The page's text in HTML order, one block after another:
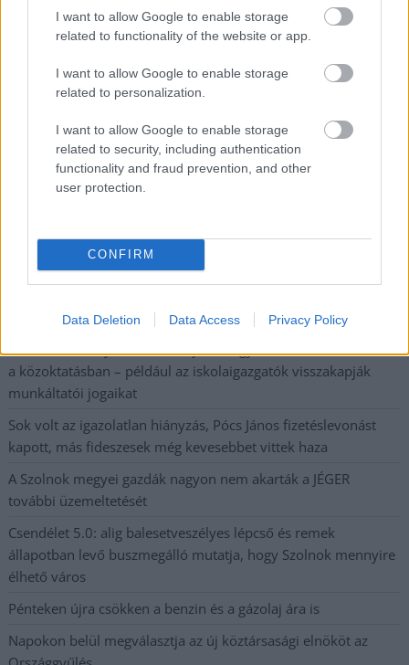
I want to allow Google to enable storage
related to functionality of the website or app.
I want to allow Google to enable storage
related to personalization.
I want to allow Google to enable storage
related to security, including authentication
functionality and fraud prevention, and other
user protection.
CONFIRM
Data Deletion Data Access Privacy Policy
Hírlevél feliratkozás
Adja meg keresztnevét:
Adja
meg e-mail címét:
ot
Nem szeretne lemaradni semmiről? Csak egy kattintás, és hírlevelünk a
postaládájába érkezik!
a közoktatásban – például az iskolaigazgatók visszakapják
munkáltatói jogaikat
Sok volt az igazolatlan hiányzás, Pócs János fizetéslevonást
kapott, más fideszesek még kevesebbet vittek haza
A Szolnok megyei gazdák nagyon nem akarták a JÉGER
további üzemeltetését
Csendélet 5.0: alig balesetveszélyes lépcső és remek
állapotban levő buszmegálló mutatja, hogy Szolnok mennyire
élhető város
Pénteken újra csökken a benzin és a gázolaj ára is
Napokon belül megválasztja az új köztársasági elnököt az